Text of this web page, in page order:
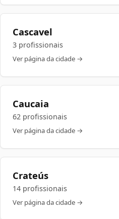
Cascavel
3 profissionais
Ver página da cidade →
Caucaia
62 profissionais
Ver página da cidade →
Crateús
14 profissionais
Ver página da cidade →